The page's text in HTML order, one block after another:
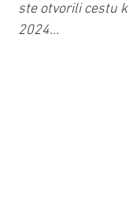
ste otvorili cestu
2024...